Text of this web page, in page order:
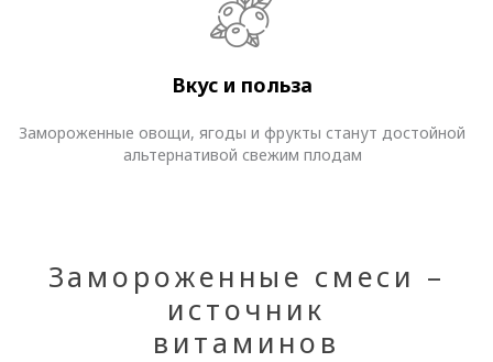
Вкус и польза
Замороженные овощи, ягоды и фрукты станут достойной
альтернативой свежим плодам
Замороженные смеси –
источник
витаминов